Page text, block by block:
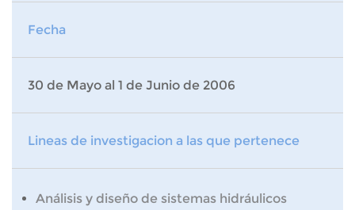
Fecha
30 de Mayo al 1 de Junio de 2006
Lineas de investigacion a las que pertenece
Análisis y diseño de sistemas hidráulicos